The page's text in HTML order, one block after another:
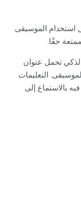
استخدام الموسيقى
حقًا.
تحمل عنوان
التعليمات
بالاستماع إلى